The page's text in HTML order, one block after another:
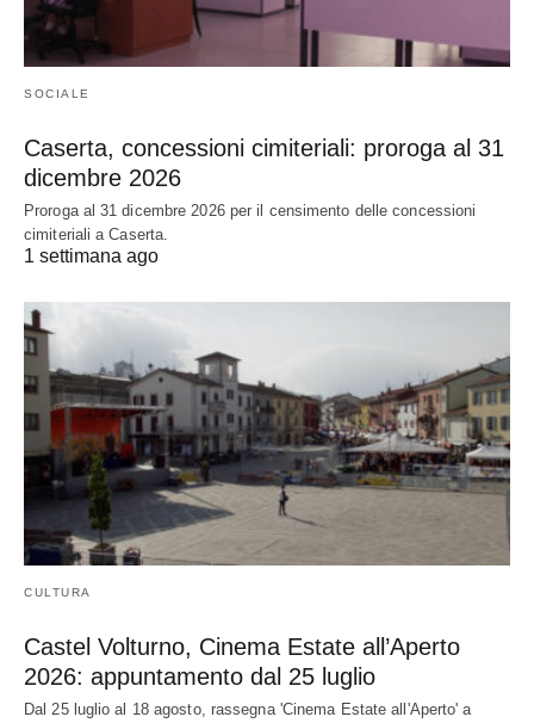
SOCIALE
Caserta, concessioni cimiteriali: proroga al 31
dicembre 2026
Proroga al 31 dicembre 2026 per il censimento delle concessioni
cimiteriali a Caserta.
1 settimana ago
CULTURA
Castel Volturno, Cinema Estate all’Aperto
2026: appuntamento dal 25 luglio
Dal 25 luglio al 18 agosto, rassegna 'Cinema Estate all'Aperto' a